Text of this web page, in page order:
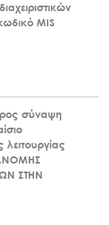
MIS
σύναψη
ΣΤΗΝ